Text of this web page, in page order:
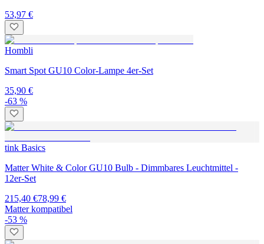
53,97 €
Hombli
Smart Spot GU10 Color-Lampe 4er-Set
35,90 €
-63 %
tink Basics
Matter White & Color GU10 Bulb - Dimmbares Leuchtmittel -
12er-Set
215,40 €78,99 €
Matter kompatibel
-53 %